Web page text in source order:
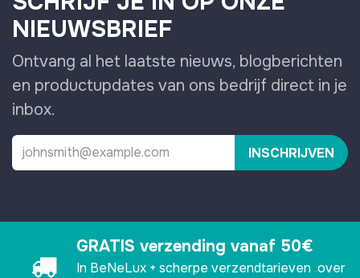
NIEUWSBRIEF
Ontvang al het laatste nieuws, blogberichten
en productupdates van ons bedrijf direct in je
inbox.
INSCHRIJVEN
GRATIS verzending vanaf 50€
In BeNeLux + scherpe verzendtarieven over